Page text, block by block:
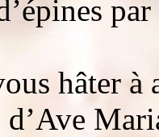
hâter à
d’Ave